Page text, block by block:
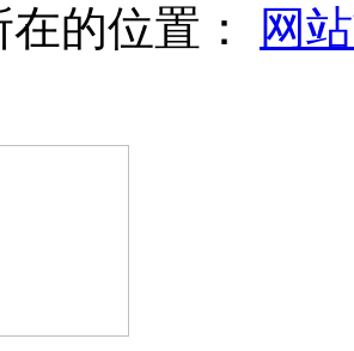
的位置：
网